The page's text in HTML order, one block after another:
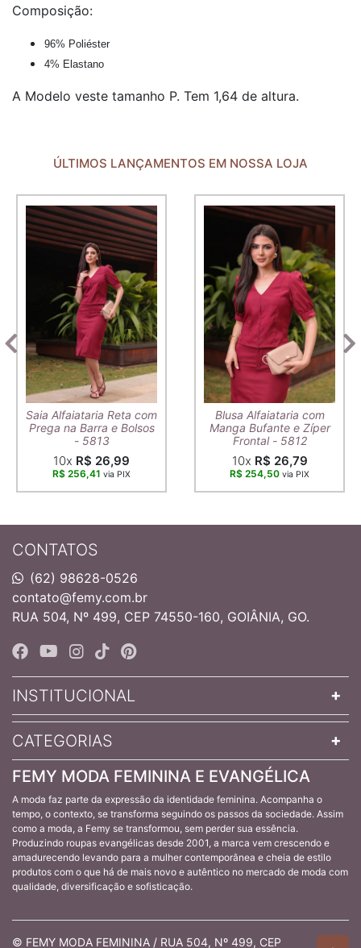
Composição:
96% Poliéster
4% Elastano
A Modelo veste tamanho P. Tem 1,64 de altura.
ÚLTIMOS LANÇAMENTOS EM NOSSA LOJA
Saia Alfaiataria Reta com
Prega na Barra e Bolsos
- 5813
10x R$ 26,99
R$ 256,41 via PIX
Blusa Alfaiataria com
Manga Bufante e Zíper
Frontal - 5812
10x R$ 26,79
R$ 254,50 via PIX
CONTATOS
(62) 98628-0526
contato@femy.com.br
RUA 504, Nº 499, CEP 74550-160, GOIÂNIA, GO.
INSTITUCIONAL
CATEGORIAS
FEMY MODA FEMININA E EVANGÉLICA
A moda faz parte da expressão da identidade feminina. Acompanha o
tempo, o contexto, se transforma seguindo os passos da sociedade. Assim
como a moda, a Femy se transformou, sem perder sua essência.
Produzindo roupas evangélicas desde 2001, a marca vem crescendo e
amadurecendo levando para a mulher contemporânea e cheia de estilo
produtos com o que há de mais novo e autêntico no mercado de moda com
qualidade, diversificação e sofisticação.
© FEMY MODA FEMININA / RUA 504, Nº 499, CEP